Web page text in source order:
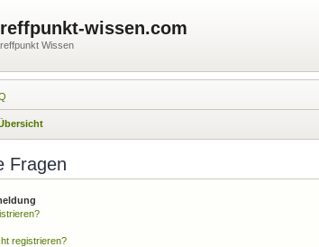
wissen.com
Wissen
Fragen
registrieren?